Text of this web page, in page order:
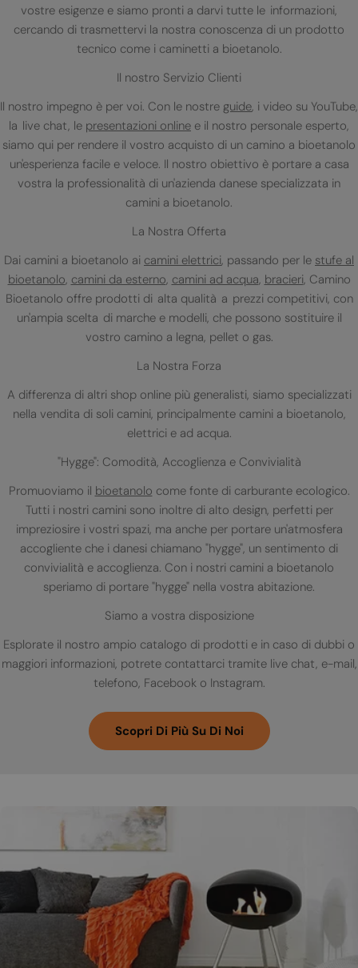
vostre esigenze e siamo pronti a darvi tutte le informazioni,
cercando di trasmettervi la nostra conoscenza di un prodotto
tecnico come i caminetti a bioetanolo.
Il nostro Servizio Clienti
Il nostro impegno è per voi. Con le nostre guide, i video su YouTube,
la live chat, le presentazioni online e il nostro personale esperto,
siamo qui per rendere il vostro acquisto di un camino a bioetanolo
un'esperienza facile e veloce. Il nostro obiettivo è portare a casa
vostra la professionalità di un'azienda danese specializzata in
camini a bioetanolo.
La Nostra Offerta
Dai camini a bioetanolo ai camini elettrici, passando per le stufe al
bioetanolo, camini da esterno, camini ad acqua, bracieri, Camino
Bioetanolo offre prodotti di alta qualità a prezzi competitivi, con
un'ampia scelta di marche e modelli, che possono sostituire il
vostro camino a legna, pellet o gas.
La Nostra Forza
A differenza di altri shop online più generalisti, siamo specializzati
nella vendita di soli camini, principalmente camini a bioetanolo,
elettrici e ad acqua.
"Hygge": Comodità, Accoglienza e Convivialità
Promuoviamo il bioetanolo come fonte di carburante ecologico.
Tutti i nostri camini sono inoltre di alto design, perfetti per
impreziosire i vostri spazi, ma anche per portare un'atmosfera
accogliente che i danesi chiamano "hygge", un sentimento di
convivialità e accoglienza. Con i nostri camini a bioetanolo
speriamo di portare "hygge" nella vostra abitazione.
Siamo a vostra disposizione
Esplorate il nostro ampio catalogo di prodotti e in caso di dubbi o
maggiori informazioni, potrete contattarci tramite live chat, e-mail,
telefono, Facebook o Instagram.
Scopri Di Più Su Di Noi